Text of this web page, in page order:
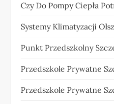
Czy Do Pompy Ciepła
Systemy Klimatyzacji
Punkt Przedszkolny
Przedszkole Prywatne
Przedszkole Prywatne